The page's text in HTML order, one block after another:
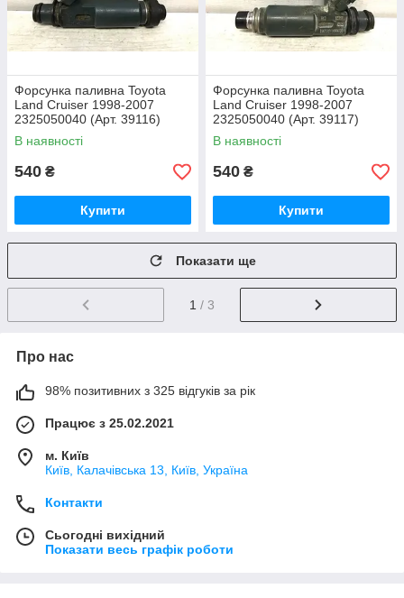
Форсунка паливна Toyota
Land Cruiser 1998-2007
2325050040 (Арт. 39116)
В наявності
540 ₴
Купити
Форсунка паливна Toyota
Land Cruiser 1998-2007
2325050040 (Арт. 39117)
В наявності
540 ₴
Купити
Показати ще
1 / 3
Про нас
98% позитивних з 325 відгуків за рік
Працює з 25.02.2021
м. Київ
Київ, Калачівська 13, Київ, Україна
Контакти
Сьогодні вихідний
Показати весь графік роботи